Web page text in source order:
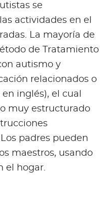
se
actividades en el
La mayoría de
de Tratamiento
autismo y
relacionados o
en inglés), el cual
muy estructurado
padres pueden
maestros, usando
el hogar.